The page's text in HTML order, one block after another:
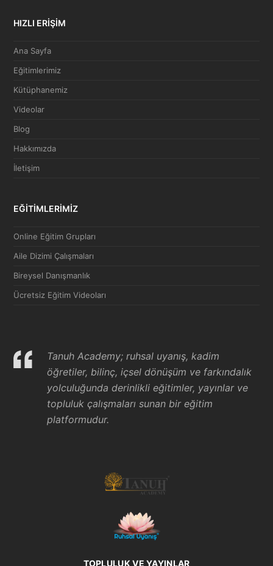
HIZLI ERİŞİM
Ana Sayfa
Eğitimlerimiz
Kütüphanemiz
Videolar
Blog
Hakkımızda
İletişim
EĞİTİMLERİMİZ
Online Eğitim Grupları
Aile Dizimi Çalışmaları
Bireysel Danışmanlık
Ücretsiz Eğitim Videoları
Tanuh Academy; ruhsal uyanış, kadim
öğretiler, bilinç, içsel dönüşüm ve farkındalık
yolculuğunda derinlikli eğitimler, yayınlar ve
topluluk çalışmaları sunan bir eğitim
platformudur.
TOPLULUK VE YAYINLAR